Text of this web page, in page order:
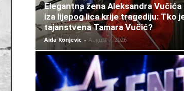
Elegantna žena Aleksandra Vučića
iza lijepog lica krije tragediju: Tko
tajanstvena Tamara Vučić?
Aida Konjevic - August 7, 2026